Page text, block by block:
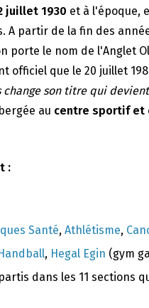
juillet 1930 et à l'époque,
partir de la fin des
porte le nom de l'Anglet
officiel que le 20 juillet
son titre qui devient
au centre sportif et
:
Santé, Athlétisme,
, Hegal Egin (gym
dans les 11 sections